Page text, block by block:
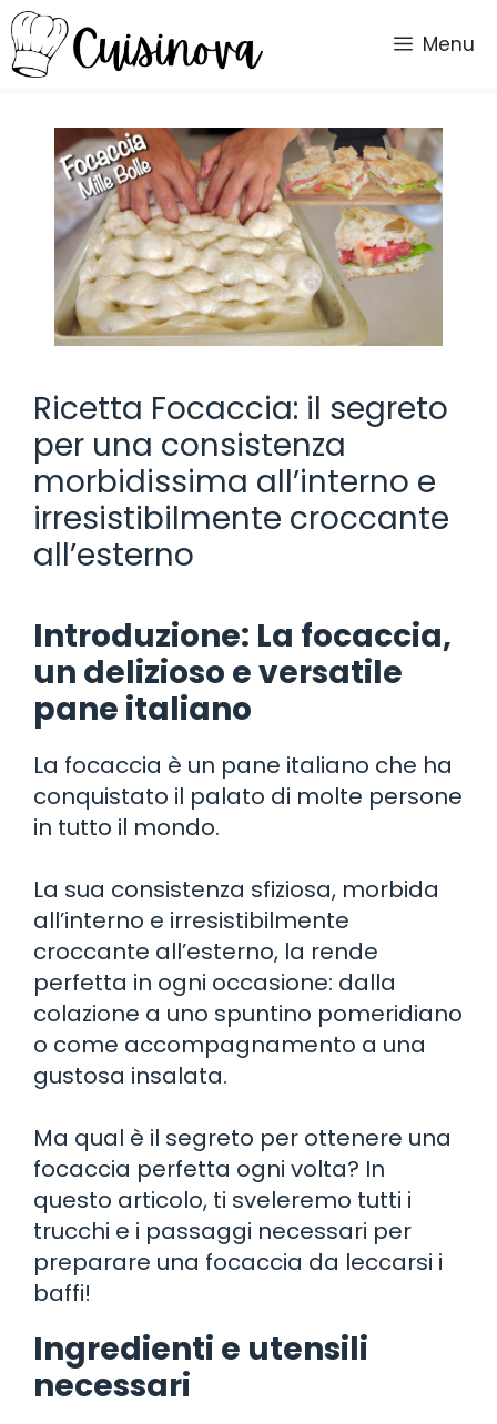
Vai
al
contenuto
Menu
Ricetta Focaccia: il segreto
per una consistenza
morbidissima all’interno e
irresistibilmente croccante
all’esterno
Introduzione: La focaccia,
un delizioso e versatile
pane italiano
La focaccia è un pane italiano che ha
conquistato il palato di molte persone
in tutto il mondo.
La sua consistenza sfiziosa, morbida
all’interno e irresistibilmente
croccante all’esterno, la rende
perfetta in ogni occasione: dalla
colazione a uno spuntino pomeridiano
o come accompagnamento a una
gustosa insalata.
Ma qual è il segreto per ottenere una
focaccia perfetta ogni volta? In
questo articolo, ti sveleremo tutti i
trucchi e i passaggi necessari per
preparare una focaccia da leccarsi i
baffi!
Ingredienti e utensili
necessari